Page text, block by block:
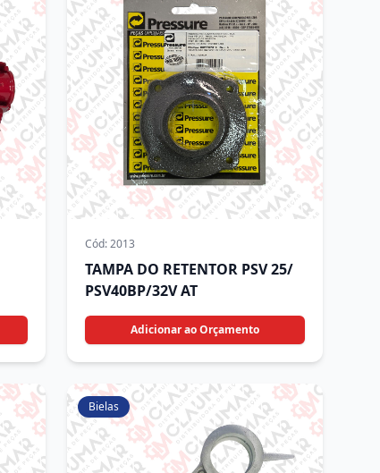
Cód:2013
TAMPA DO RETENTOR PSV 25/
PSV40BP/32V AT
Adicionar ao Orçamento
Bielas